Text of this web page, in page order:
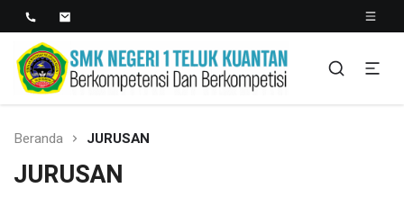
SMK NEGERI 1 TELUK
KUANTAN
Berkopetensi Dan Berkompetisi
Beranda JURUSAN
JURUSAN